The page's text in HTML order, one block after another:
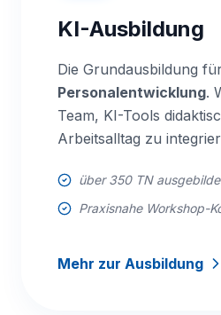
KI-Ausbildung
Die Grundausbildung
Personalentwicklung.
Team, KI-Tools
Arbeitsalltag zu
über 350 TN
Praxisnahe Workshop-
Mehr zur Ausbildung